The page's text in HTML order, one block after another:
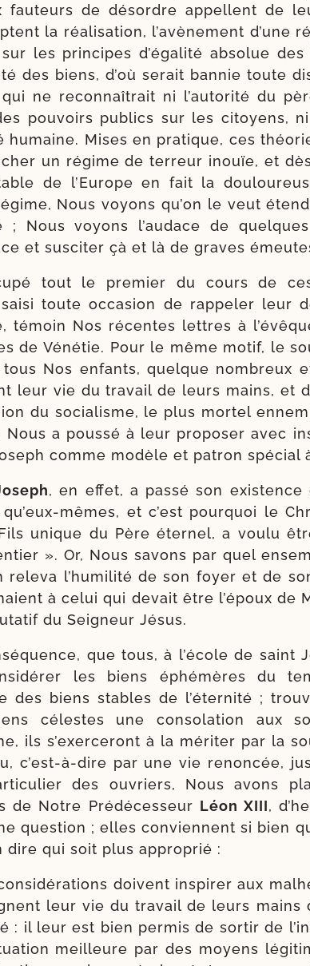
fau­teurs de désordre appellent de
la réa­li­sa­tion, l’a­vè­ne­ment d’une
sur les prin­cipes d’é­ga­li­té abso­lue
des biens, d’où serait ban­nie toute
ne recon­naî­trait ni l’au­to­ri­té du
pou­voirs publics sur les citoyens,
humaine. Mises en pra­tique, ces
un régime de ter­reur inouïe, et
de l’Europe en fait la
Nous voyons qu’on le veut
; Nous voyons l’au­dace de
et sus­ci­ter çà et là de graves
tout le pre­mier du cours de
toute occa­sion de rap­pe­ler leur
témoin Nos récentes lettres à
de Vénétie. Pour le même motif, le
Nos enfants, quelque nom­breux
leur vie du tra­vail de leurs mains, et
du socia­lisme, le plus mor­tel
Nous a pous­sé à leur pro­po­ser avec
comme modèle et patron spé­cial
, en effet, a pas­sé son
​mêmes, et c’est pour­quoi le
unique du Père éter­nel, a vou­lu
». Or, Nous savons par quel
rele­va l’hu­mi­li­té de son foyer et de
à celui qui devait être l’é­poux de
du Seigneur Jésus.
que tous, à l’é­cole de saint
les biens éphé­mères du
des biens stables de l’é­ter­ni­té ;
célestes une conso­la­tion aux
ils s’exer­ce­ront à la méri­ter par la
c’est-​à-​dire par une vie renon­cée,
des ouvriers, Nous avons
de Notre Prédécesseur Léon XIII,
ques­tion ; elles conviennent si bien
dire qui soit plus approprié :
doivent ins­pi­rer aux
leur vie du tra­vail de leurs mains
: il leur est bien per­mis de sor­tir de
meilleure par des moyens